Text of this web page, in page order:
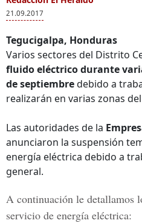
21.09.2017
Tegucigalpa, Honduras
Varios sectores del Distrito
fluido eléctrico durante
de septiembredebido a
realizarán en varias zonas
Las autoridades de la
anunciaron la suspensión
energía eléctrica debido a
general.
A continuación le detallamos
servicio de energía eléctrica: